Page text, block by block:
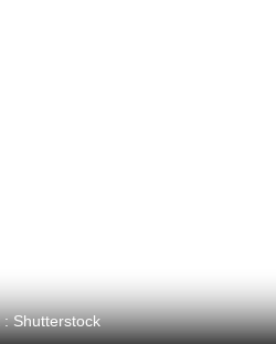
: Shutterstock